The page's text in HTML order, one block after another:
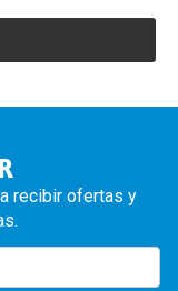
recibir ofertas y